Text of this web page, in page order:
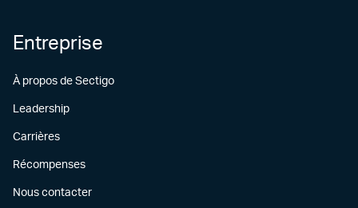
Entreprise
À propos de Sectigo
Leadership
Carrières
Récompenses
Nous contacter